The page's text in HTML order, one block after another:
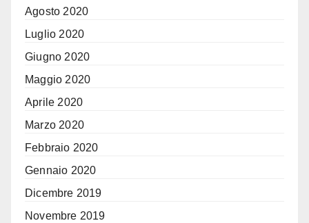
Agosto 2020
Luglio 2020
Giugno 2020
Maggio 2020
Aprile 2020
Marzo 2020
Febbraio 2020
Gennaio 2020
Dicembre 2019
Novembre 2019